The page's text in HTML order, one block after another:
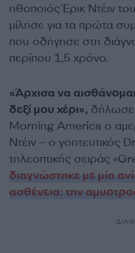
ηθοποιός Έρικ Ντέιν
μίλησε για τα πρώτα
που οδήγησε στη
περίπου 1,5 χρόνο.
«Άρχισα να
δεξί μου χέρι», δήλωσε
Morning America ο
Ντέιν – ο γοητευτικός
τηλεοπτικής σειράς
διαγνώστηκε με μία
ασθένεια: την